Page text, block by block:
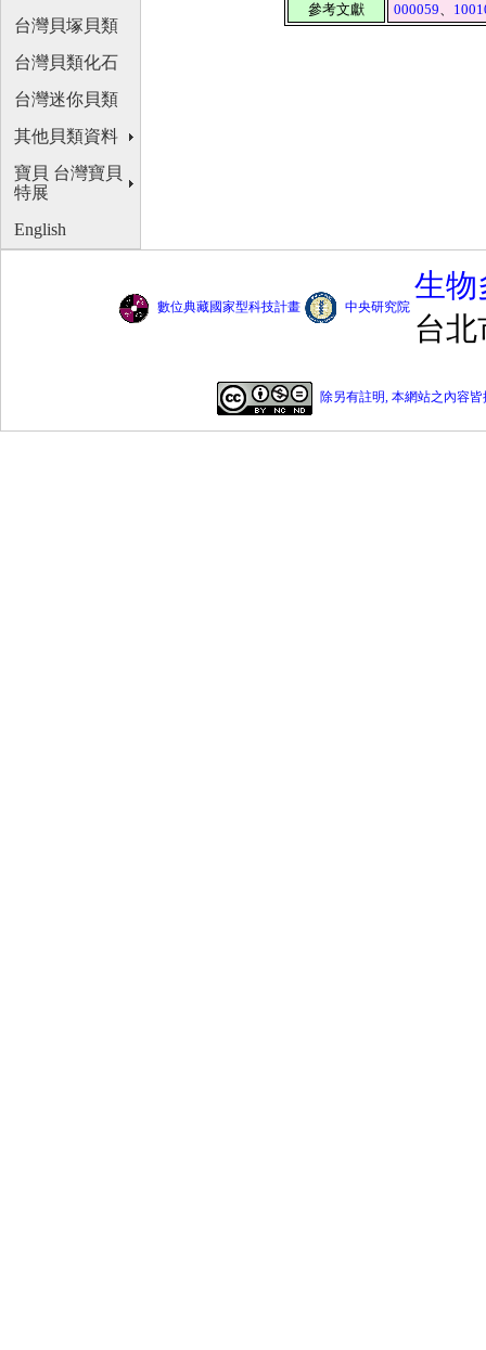
參考文獻
000059、
台灣貝塚貝類
台灣貝類化石
台灣迷你貝類
其他貝類資料
寶貝 台灣寶貝
特展
English
數位典藏國家型科技計畫 中央研究院
生物
台北
除另有註明, 本網站之內容